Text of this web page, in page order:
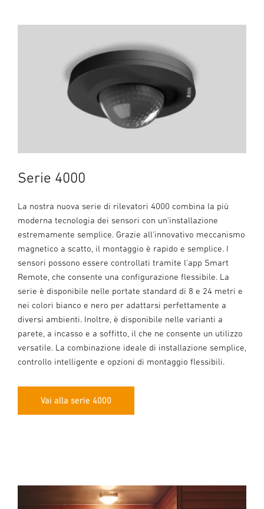
Serie 4000
La nostra nuova serie di rilevatori 4000 combina la più
moderna tecnologia dei sensori con un'installazione
estremamente semplice. Grazie all'innovativo meccanismo
magnetico a scatto, il montaggio è rapido e semplice. I
sensori possono essere controllati tramite l'app Smart
Remote, che consente una configurazione flessibile. La
serie è disponibile nelle portate standard di 8 e 24 metri e
nei colori bianco e nero per adattarsi perfettamente a
diversi ambienti. Inoltre, è disponibile nelle varianti a
parete, a incasso e a soffitto, il che ne consente un utilizzo
versatile. La combinazione ideale di installazione semplice,
controllo intelligente e opzioni di montaggio flessibili.
Vai alla serie 4000